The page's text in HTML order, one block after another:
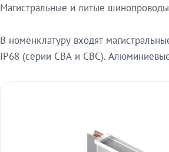
Магистральные и литые
В номенклатуру входят
IP68 (серии СВА и СВС).